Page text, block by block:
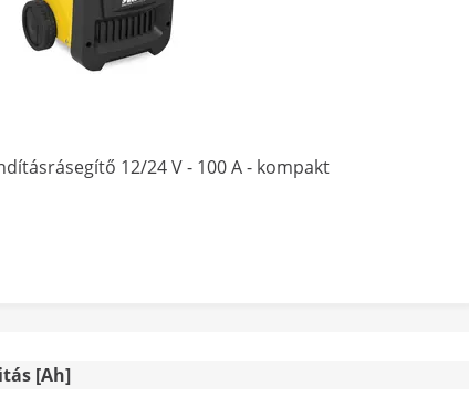
12/24 V - 100 A - kompakt
[Ah]